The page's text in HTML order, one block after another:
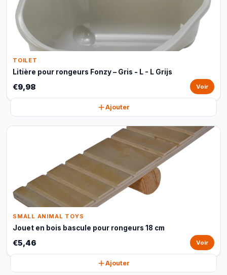
TOILET
Litière pour rongeurs Fonzy – Gris - L - L Grijs
€9,98 Voir
Ajouter
SMALL ANIMAL TOYS
Jouet en bois bascule pour rongeurs 18 cm
€5,46 Voir
Ajouter